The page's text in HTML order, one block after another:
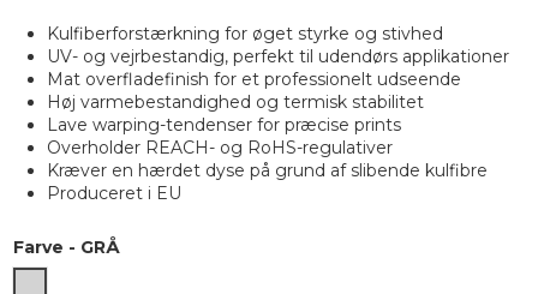
Kulfiberforstærkning for øget styrke og stivhed
UV- og vejrbestandig, perfekt til udendørs applikationer
Mat overfladefinish for et professionelt udseende
Høj varmebestandighed og termisk stabilitet
Lave warping-tendenser for præcise prints
Overholder REACH- og RoHS-regulativer
Kræver en hærdet dyse på grund af slibende kulfibre
Produceret i EU
Farve - GRÅ